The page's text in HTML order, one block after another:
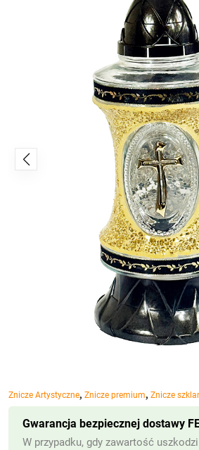
Znicze Artystyczne, Znicze premium, Znicze
Gwarancja bezpiecznej dostawy
W przypadku, gdy zawartość